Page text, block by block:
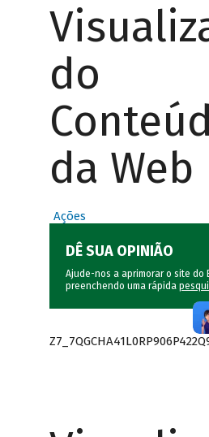
do
da Web
Ações
DÊ SUA OPINIÃO
Ajude-nos a aprimorar o site do
preenchendo uma rápida